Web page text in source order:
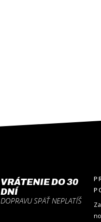
VRÁTENIE DO 30
DNÍ
DOPRAVU SPÄŤ NEPLATÍŠ